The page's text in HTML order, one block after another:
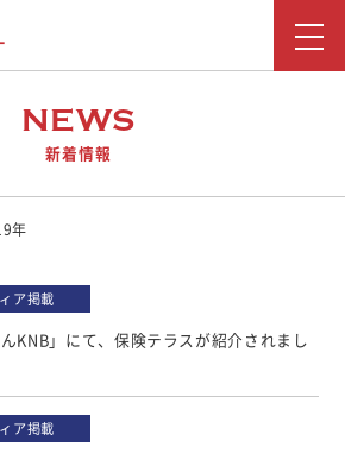
NEWS
新着情報
年
ア掲載
KNB」にて、保険テラスが紹介されまし
ア掲載